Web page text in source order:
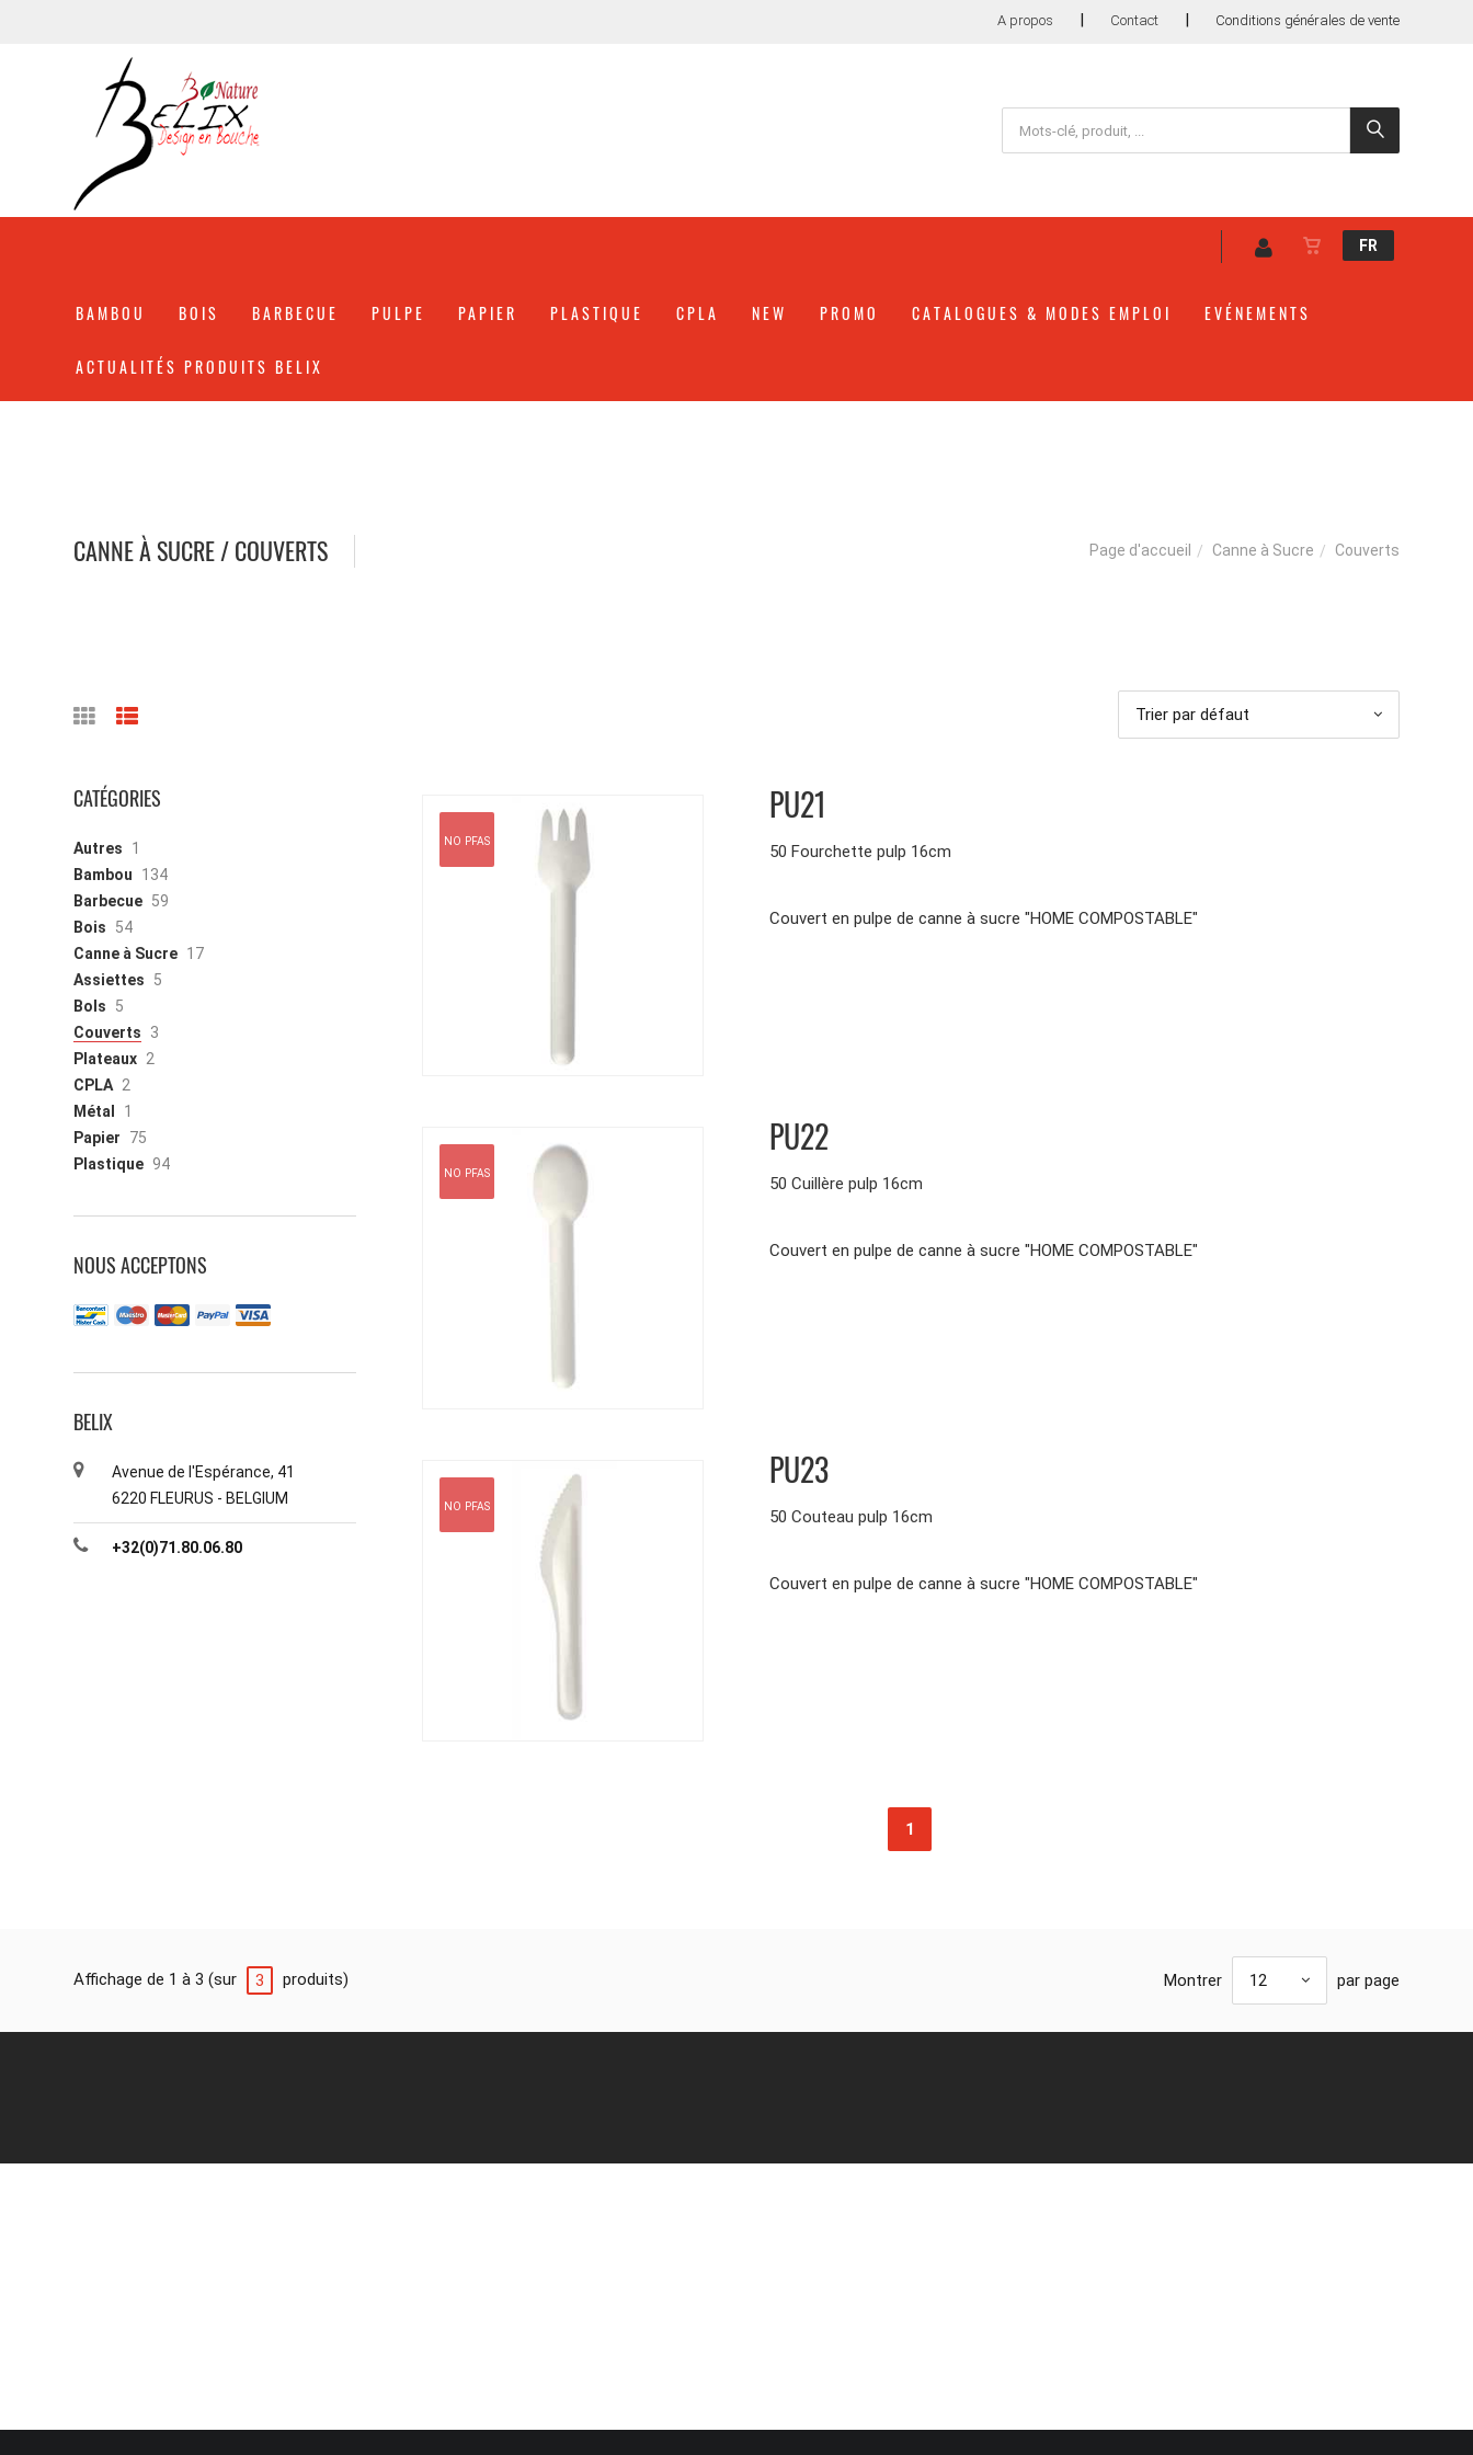
A propos | Contact | Conditions générales de vente
FR
BAMBOU BOIS BARBECUE PULPE PAPIER PLASTIQUE CPLA NEW PROMO CATALOGUES & MODES EMPLOI EVÉNEMENTS
ACTUALITÉS PRODUITS BELIX
CANNE À SUCRE / COUVERTS Page d'accueil Canne à Sucre Couverts
Trier par défaut
NO PFAS
PU21
50 Fourchette pulp 16cm
Couvert en pulpe de canne à sucre "HOME COMPOSTABLE"
NO PFAS
PU22
50 Cuillère pulp 16cm
Couvert en pulpe de canne à sucre "HOME COMPOSTABLE"
NO PFAS
PU23
50 Couteau pulp 16cm
Couvert en pulpe de canne à sucre "HOME COMPOSTABLE"
1
CATÉGORIES
Autres
1
Bambou
134
Barbecue 59
Bois
54
Canne à Sucre 17
Assiettes
5
Bols
5
Couverts
3
Plateaux 2
CPLA 2
Métal
1
Papier
75
Plastique 94
NOUS ACCEPTONS
BELIX
Avenue de l'Espérance, 41
6220 FLEURUS - BELGIUM
+32(0)71.80.06.80
Affichage de 1 à 3 (sur 3 produits) Montrer 12 par page